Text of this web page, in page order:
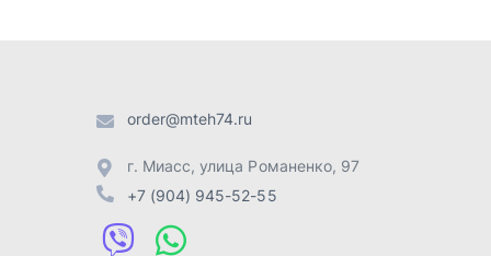
г. Челябинск,Свердловский
тракт, 3Е